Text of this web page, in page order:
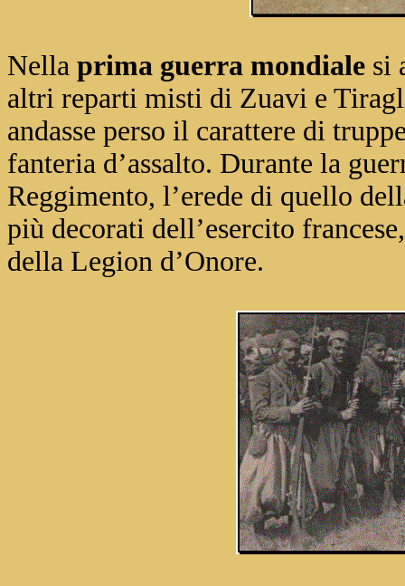
Nella prima guerra mondiale si
altri reparti misti di Zuavi e
andasse perso il carattere di
fanteria d’assalto. Durante la
Reggimento, l’erede di quello
più decorati dell’esercito
della Legion d’Onore.